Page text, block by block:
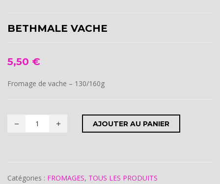
BETHMALE VACHE
5,50 €
Fromage de vache – 130/160g
AJOUTER AU PANIER
Catégories : FROMAGES, TOUS LES PRODUITS